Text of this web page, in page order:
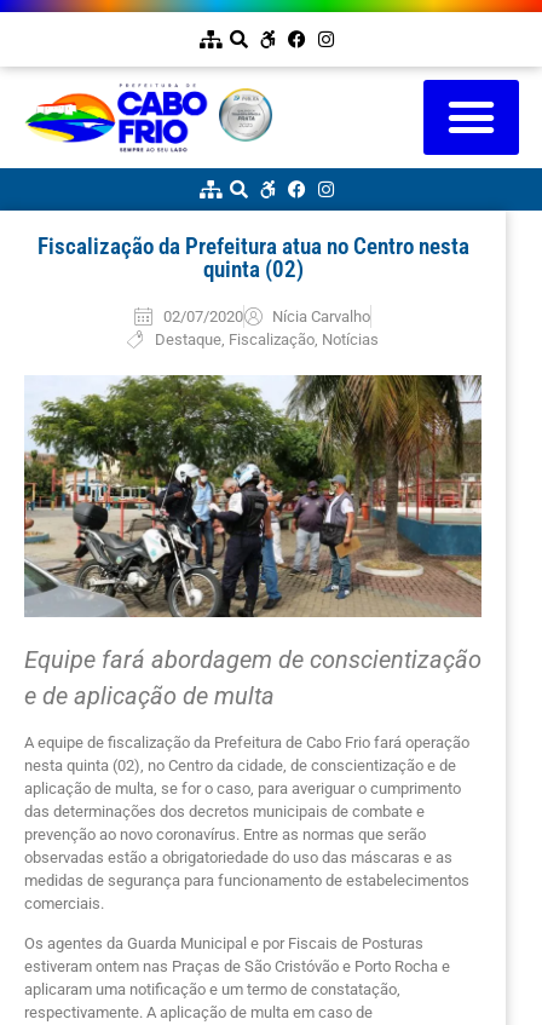
Fiscalização da Prefeitura atua no Centro nesta
quinta (02)
02/07/2020
Nícia Carvalho
Destaque Fiscalização Notícias
Equipe fará abordagem de conscientização
e de aplicação de multa
A equipe de fiscalização da Prefeitura de Cabo Frio fará operação
nesta quinta (02), no Centro da cidade, de conscientização e de
aplicação de multa, se for o caso, para averiguar o cumprimento
das determinações dos decretos municipais de combate e
prevenção ao novo coronavírus. Entre as normas que serão
observadas estão a obrigatoriedade do uso das máscaras e as
medidas de segurança para funcionamento de estabelecimentos
comerciais.
Os agentes da Guarda Municipal e por Fiscais de Posturas
estiveram ontem nas Praças de São Cristóvão e Porto Rocha e
aplicaram uma notificação e um termo de constatação,
respectivamente. A aplicação de multa em caso de